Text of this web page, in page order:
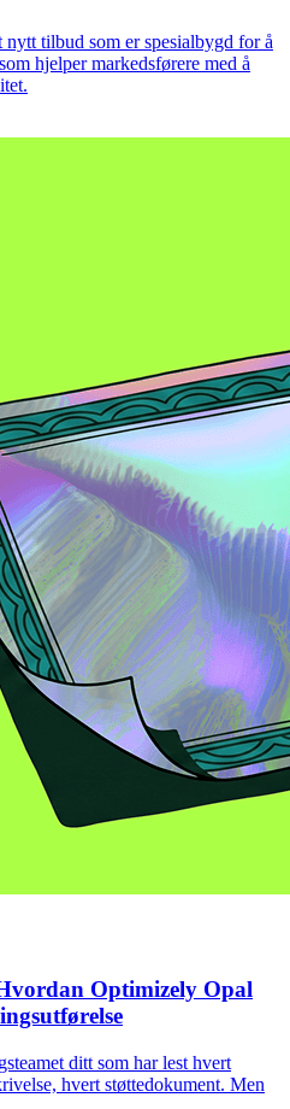
tilbud som er spesialbygd for å
hjelper markedsførere med å
Optimizely Opal
ditt som har lest hvert
hvert støttedokument. Men